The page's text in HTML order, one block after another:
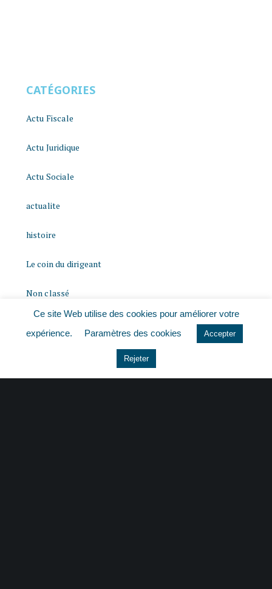
CATÉGORIES
Actu Fiscale
Actu Juridique
Actu Sociale
actualite
histoire
Le coin du dirigeant
Non classé
Ce site Web utilise des cookies pour améliorer votre
expérience.
Paramètres des cookies Accepter
Rejeter